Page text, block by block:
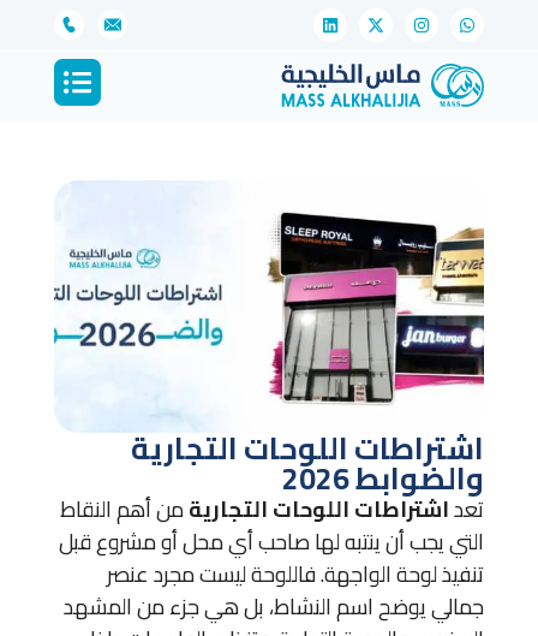
اشتراطات اللوحات التجارية
والضوابط 2026
تعداشتراطات اللوحات التجاريةمن أهم النقاط
التي يجب أن ينتبه لها صاحب أي محل أو مشروع قبل
تنفيذ لوحة الواجهة. فاللوحة ليست مجرد عنصر
جمالي يوضح اسم النشاط، بل هي جزء من المشهد